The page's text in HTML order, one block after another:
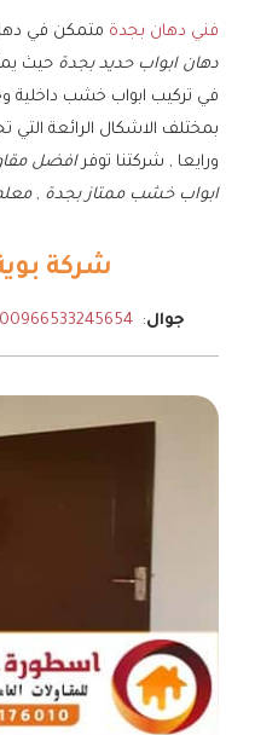
فني دهان بجدة متمكن في
دهان ابواب حديد بجدة حيث
في تركيب ابواب خشب داخلية
بمختلف الاشكال الرائعة التي
ورايعا , شركتنا توفرافضل
ابواب خشب ممتاز بجدة ,
شركة
جوال:
00966533245654